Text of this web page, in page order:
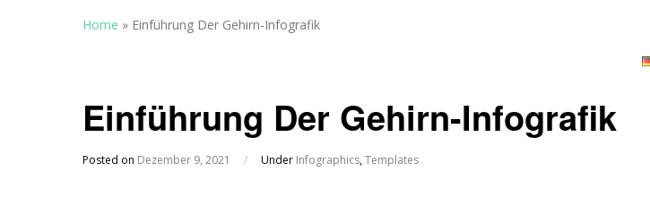
Home » Einführung Der Gehirn-Infografik
Einführung Der Gehirn-Infografik
Posted on Dezember 9, 2021 / Under Infographics,Templates